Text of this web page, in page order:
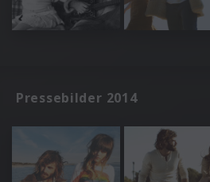
Pressebilder 2014